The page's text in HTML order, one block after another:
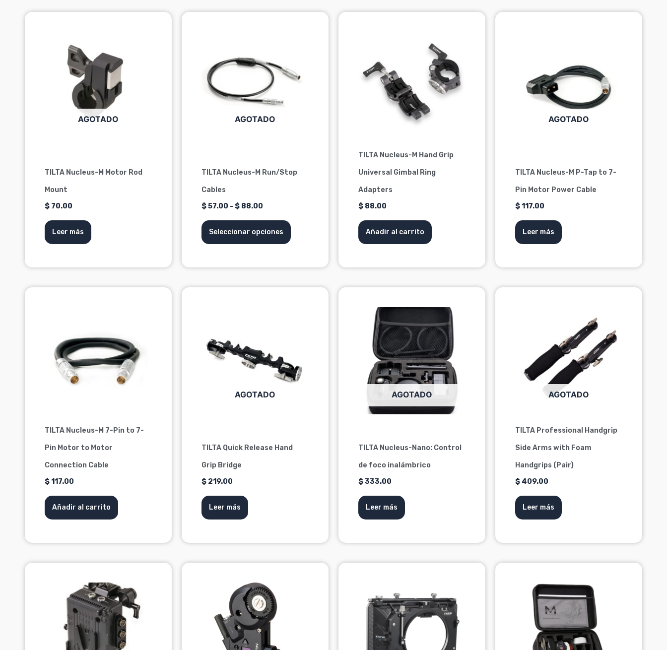
AGOTADO
TILTA Nucleus-M Motor Rod
Mount
$ 70.00
Leer más
AGOTADO
TILTA Nucleus-M Run/Stop
Cables
$57.00 - $ 88.00
hasta
$ 88.00
Seleccionar opciones
múltiples
variantes.
Las
opciones
página
de
TILTA Nucleus-M Hand Grip
Universal Gimbal Ring
Adapters
$ 88.00
Añadir al carrito
AGOTADO
TILTA Nucleus-M P-Tap to 7-
Pin Motor Power Cable
$117.00
Leer más
TILTA Nucleus-M 7-Pin to 7-
Pin Motor to Motor
Connection Cable
$117.00
Añadir al carrito
AGOTADO
TILTA Quick Release Hand
Grip Bridge
$ 219.00
Leer más
AGOTADO
TILTA Nucleus-Nano: Control
de foco inalámbrico
$333.00
Leer más
AGOTADO
TILTA Professional Handgrip
Side Arms with Foam
Handgrips (Pair)
$ 409.00
Leer más